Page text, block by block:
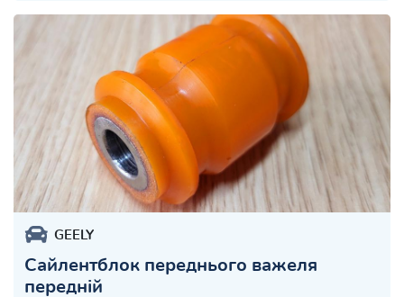
GEELY
Сайлентблок переднього важеля
передній